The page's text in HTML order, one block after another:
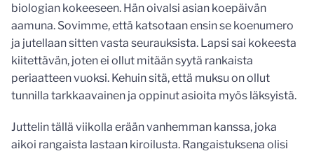
biologian kokeeseen. Hän oivalsi asian koepäivän
aamuna. Sovimme, että katsotaan ensin se koenumero
ja jutellaan sitten vasta seurauksista. Lapsi sai kokeesta
kiitettävän, joten ei ollut mitään syytä rankaista
periaatteen vuoksi. Kehuin sitä, että muksu on ollut
tunnilla tarkkaavainen ja oppinut asioita myös läksyistä.
Juttelin tällä viikolla erään vanhemman kanssa, joka
aikoi rangaista lastaan kiroilusta. Rangaistuksena olisi